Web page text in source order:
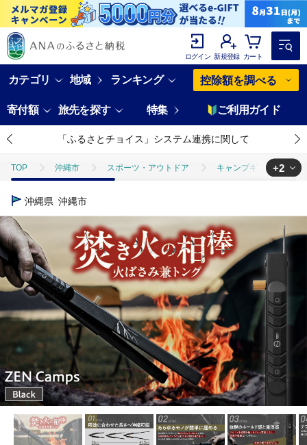
ログイン 新規登録 カート
カテゴリ 地域 ランキング 控除額を調べる
寄付額 旅先を探す 特集 ご利用ガイド
「ふるさとチョイス」システム連携に関して
TOP 沖縄市 スポーツ・アウトドア キャンプギア
TOP
TOP ZEN Camps 火バ
+2
沖縄県 沖縄市